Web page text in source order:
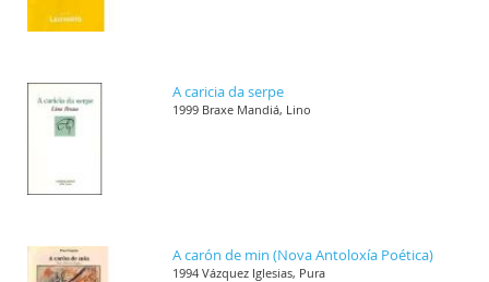
A caricia da serpe
1999 Braxe Mandiá, Lino
A carón de min (Nova Antoloxía Poética)
1994 Vázquez Iglesias, Pura